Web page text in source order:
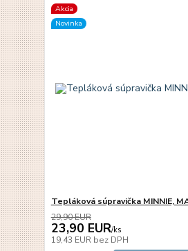
Akcia
Novinka
Tepláková súpravička MINNIE,
29,90 EUR
23,90 EUR/ks
19,43 EUR bez DPH